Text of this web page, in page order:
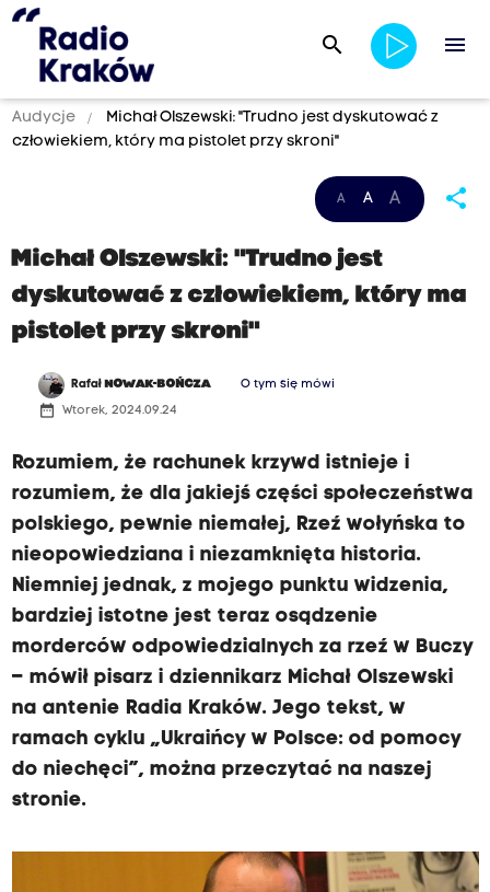
search menu
Audycje
Michał Olszewski: "Trudno jest dyskutować z
człowiekiem, który ma pistolet przy skroni"
A A A share
Michał Olszewski: "Trudno jest
dyskutować z człowiekiem, który ma
pistolet przy skroni"
Rafał NOWAK-BOŃCZA O tym się mówi
date_range Wtorek, 2024.09.24
Rozumiem, że rachunek krzywd istnieje i
rozumiem, że dla jakiejś części społeczeństwa
polskiego, pewnie niemałej, Rzeź wołyńska to
nieopowiedziana i niezamknięta historia.
Niemniej jednak, z mojego punktu widzenia,
bardziej istotne jest teraz osądzenie
morderców odpowiedzialnych za rzeź w Buczy
– mówił pisarz i dziennikarz Michał Olszewski
na antenie Radia Kraków. Jego tekst, w
ramach cyklu „Ukraińcy w Polsce: od pomocy
do niechęci”, można przeczytać na naszej
stronie.